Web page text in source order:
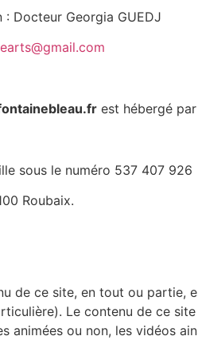
Docteur Georgia GUEDJ
est hébergé
sous le numéro 537 407 926
Roubaix.
de ce site, en tout ou partie,
Le contenu de ce
animées ou non, les vidéos